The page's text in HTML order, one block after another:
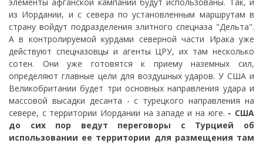
из Иордании, и с севера по установленным маршрутам в
страну войдут подразделения элитного спецназа "Дельта".
А в контролируемой курдами северной части Ирака уже
действуют спецназовцы и агенты ЦРУ, их там несколько
сотен. Они уже готовятся к приему наземных сил,
определяют главные цели для воздушных ударов. У США и
Великобритании будет три основных направления удара и
массовой высадки десанта - с турецкого направления на
севере, с территории Иордании на западе и на юге. - США
до сих пор ведут переговоры с Турцией об
использовании ее территории для размещения там